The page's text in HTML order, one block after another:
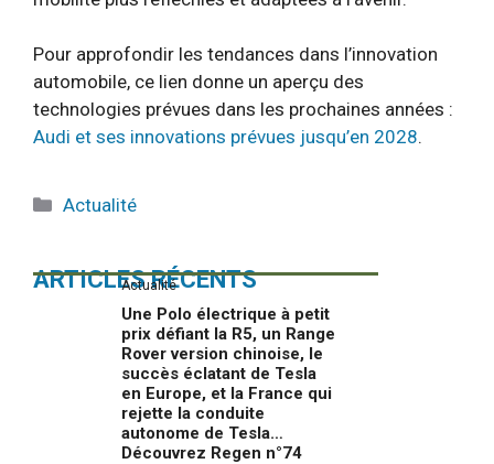
Pour approfondir les tendances dans l’innovation
automobile, ce lien donne un aperçu des
technologies prévues dans les prochaines années :
Audi et ses innovations prévues jusqu’en 2028.
Catégories
Actualité
ARTICLES RÉCENTS
Actualité
Une Polo électrique à petit
prix défiant la R5, un Range
Rover version chinoise, le
succès éclatant de Tesla
en Europe, et la France qui
rejette la conduite
autonome de Tesla…
Découvrez Regen n°74